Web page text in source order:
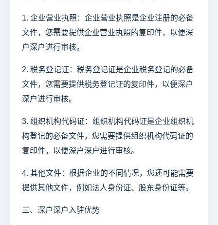
1. 企业营业执照：企业营业执照是企业注册的必备
文件，您需要提供企业营业执照的复印件，以便深
户深户进行审核。
2. 税务登记证：税务登记证是企业税务登记的必备
文件，您需要提供税务登记证的复印件，以便深户
深户进行审核。
3. 组织机构代码证：组织机构代码证是企业组织机
构登记的必备文件，您需要提供组织机构代码证的
复印件，以便深户深户进行审核。
4. 其他文件：根据企业的不同情况，您还可能需要
提供其他文件，例如法人身份证、股东身份证等。
三、深户深户入驻优势